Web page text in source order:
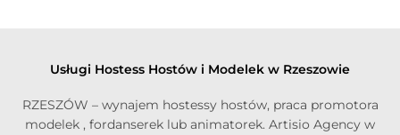
Usługi Hostess Hostów i Modelek w Rzeszowie
RZESZÓW – wynajem hostessy hostów, praca promotora
modelek , fordanserek lub animatorek. Artisio Agency w